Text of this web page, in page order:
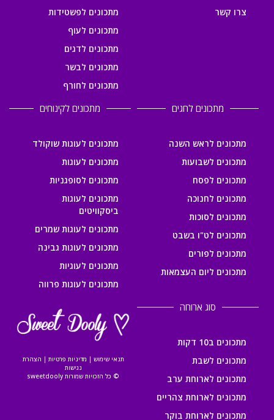
צרו קשר
מתכונים לפשטידות
מתכונים לעוף
מתכונים לדגים
מתכונים לבשר
מתכונים לחורף
מתכונים לחגים
מתכונים לראש השנה
מתכונים לשבועות
מתכונים לפסח
מתכונים לחנוכה
מתכונים לסוכות
מתכונים לט"ו בשבט
מתכונים לפורים
מתכונים ליום העצמאות
מתכונים לקינוחים
מתכונים לעוגות שוקולד
מתכונים לעוגות
מתכונים לסופגניות
מתכונים לעוגות
ביסקוויטים
מתכונים לעוגות שמרים
מתכונים לעוגות גבינה
מתכונים לעוגיות
מתכונים לעוגות פרווה
סוג ארוחה
מתכונים ב10 דקות
מתכונים לשבת
מתכונים לארוחת ערב
מתכונים לארוחת צהריים
מתכונים לארוחת בוקר
תנאי שימוש | מדיניות פרטיות | הצהרת
נגישות
© כל הזכויות שמורות sweetdooly